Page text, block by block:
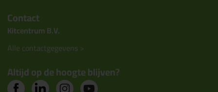
Contact
Kitcentrum B.V.
Alle contactgegevens >
Altijd op de hoogte blijven?